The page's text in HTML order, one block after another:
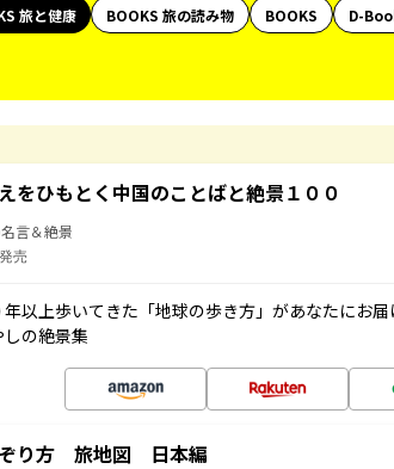
旅と健康 BOOKS 旅の読み物 BOOKS
D-
をひもとく中国のことばと絶景１００
言＆絶景
売
以上歩いてきた「地球の歩き方」があなたにお
の絶景集
り方 旅地図 日本編